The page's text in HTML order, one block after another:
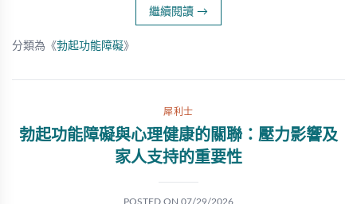
繼續閱讀 →
分類為《勃起功能障礙》
犀利士
勃起功能障礙與心理健康的關聯：壓力影響及
家人支持的重要性
POSTED ON 07/29/2026